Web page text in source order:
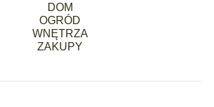
DOM
OGRÓD
WNĘTRZA
ZAKUPY